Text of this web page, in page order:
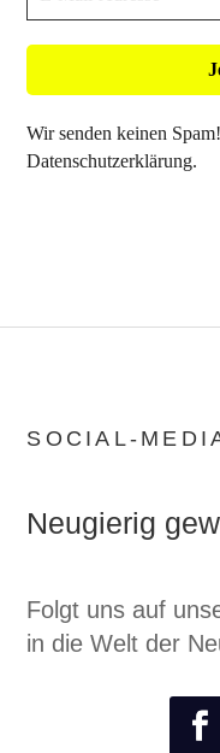
Wir senden keinen
Datenschutzerklärung.
SOCIAL-
Neugierig
Folgt uns auf
in die Welt der